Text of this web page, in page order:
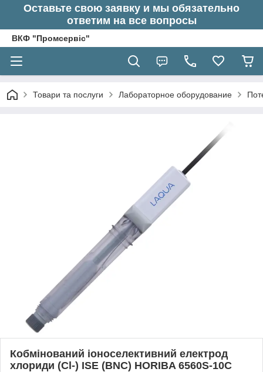
Оставьте свою заявку и мы обязательно
ответим на все вопросы
ВКФ "Промсервіс"
Товари та послуги Лабораторное оборудование
Кобмінований іоноселективний електрод
хлориди (Cl-) ISE (BNC) HORIBA 6560S-10C